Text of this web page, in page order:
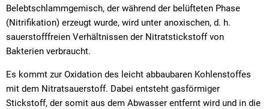
Belebtschlammgemisch, der während der belüfteten Phase
(Nitrifikation) erzeugt wurde, wird unter anoxischen, d. h.
sauerstofffreien Verhältnissen der Nitratstickstoff von
Bakterien verbraucht.
Es kommt zur Oxidation des leicht abbaubaren Kohlenstoffes
mit dem Nitratsauerstoff. Dabei entsteht gasförmiger
Stickstoff, der somit aus dem Abwasser entfernt wird und in die